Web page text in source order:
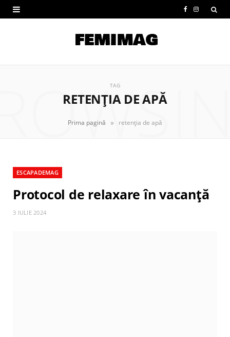
e
I
t
TAG
RETENȚIA DE APĂ
Prima pagină » retenția de apă
ESCAPADEMAG
Protocol de relaxare în vacanță
3 IULIE 2024